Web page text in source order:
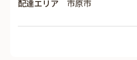
配達エリア
市原市